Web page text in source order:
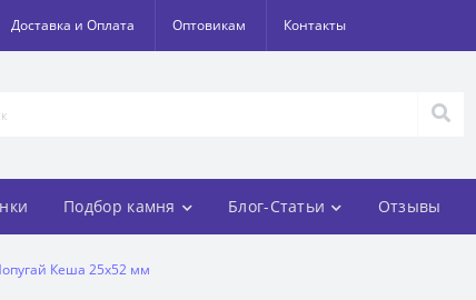
Доставка и Оплата Оптовикам Контакты
Подбор камня Блог-Статьи Отзывы
Кеша 25х52 мм